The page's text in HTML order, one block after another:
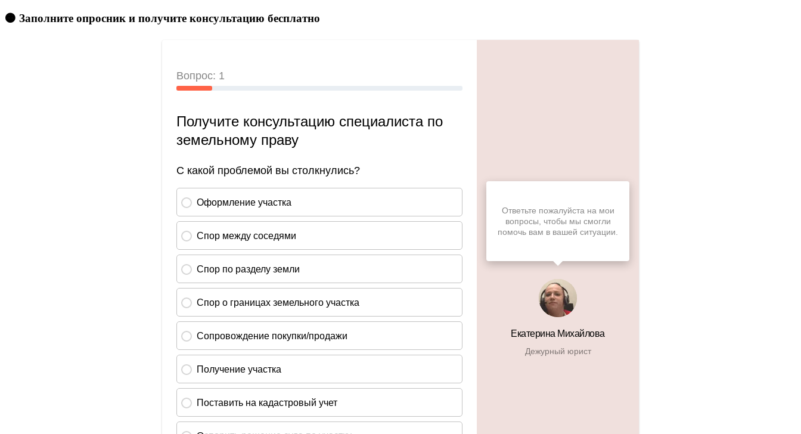
🟠 Заполните опросник и получите консультацию бесплатно